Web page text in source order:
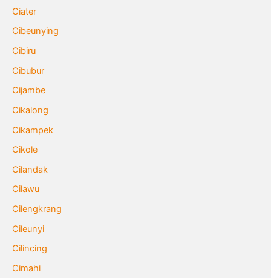
Ciater
Cibeunying
Cibiru
Cibubur
Cijambe
Cikalong
Cikampek
Cikole
Cilandak
Cilawu
Cilengkrang
Cileunyi
Cilincing
Cimahi